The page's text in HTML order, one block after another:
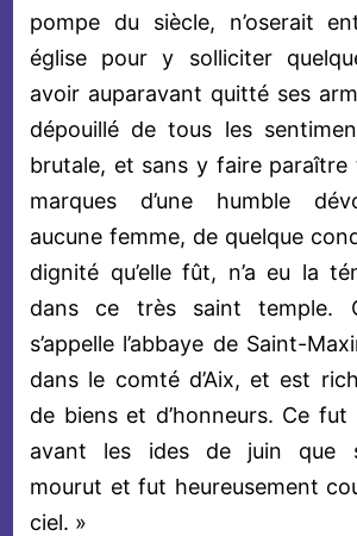
pompe du siècle, n’oserait
église pour y solliciter
avoir auparavant quitté ses
dépouillé de tous les
brutale, et sans y faire
marques d’une humble
aucune femme, de quelque
dignité qu’elle fût, n’a eu la
dans ce très saint temple.
s’appelle l’abbaye de Saint-
dans le comté d’Aix, et est
de biens et d’honneurs. Ce fut
avant les ides de juin que
mourut et fut heureusement
ciel. »